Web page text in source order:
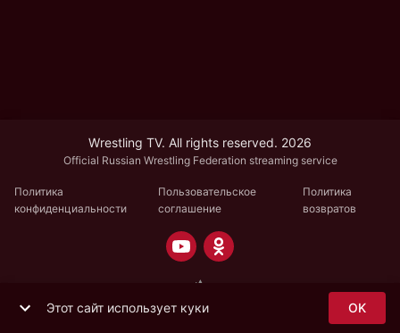
Wrestling TV. All rights reserved. 2026
Official Russian Wrestling Federation streaming service
Политика
конфиденциальности
Пользовательское
соглашение
Политика
возвратов
Этот сайт использует куки OK